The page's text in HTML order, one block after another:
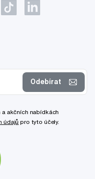
Odebírat
akčních nabídkách
údajů pro tyto účely.